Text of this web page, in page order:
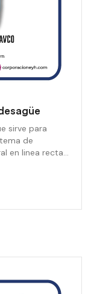
sirve para
de
en linea recta.